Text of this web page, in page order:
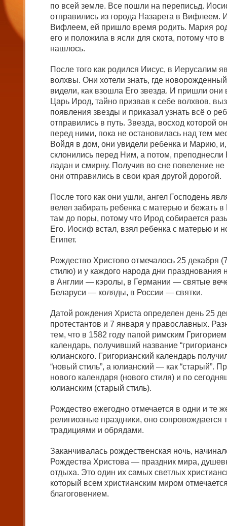
по всей земле. Все пошли на переписьд.
отправились из города Назарета в Вифлеем.
Вифлеем, ей пришло время родить. Мария
его и положила в ясли для скота, потому что
нашлось.
После того как родился Иисус, в Иерусалим
волхвы. Они хотели знать, где
видели, как взошла Его звезда. И пришли они
Царь Ирод, тайно призвав к себе волхвов,
появления звезды и приказал узнать всё о
отправились в путь. Звезда, восход которой
перед ними, пока не остановилась над тем
Войдя в дом, они увидели ребенка и Марию, и,
склонились перед Ним, а потом, преподнесли
ладан и смирну. Получив во сне повеление
они отправились в свои края другой дорогой.
После того как они ушли, ангел Господень
велел забирать ребенка с матерью и бежать в
там до поры, потому что Ирод собирается
Его. Иосиф встал, взял ребенка с матерью и
Египет.
Рождество Христово отмечалось 25 декабря
стилю) и у каждого народа дни празднования
в Англии — кэролы, в Германии — святые
Беларуси — коляды, в России — святки.
Датой рождения Христа определен день 25
протестантов и 7 января у православных.
тем, что в 1582 году папой римским
календарь, получивший название
юлианского. Григорианский календарь
“новый стиль”, а юлианский — как “старый”.
нового календаря (нового стиля) и по
юлианским (старый стиль).
Рождество ежегодно отмечается в одни и те
религиозные праздники, оно
традициями и обрядами.
Заканчивалась рождественская ночь,
Рождества Христова — праздник мира,
отдыха. Это один их самых светлых
который всем христианским миром
благоговением.